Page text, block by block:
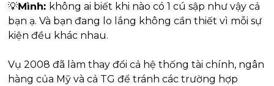
💡Mình: không ai biết khi nào có 1 cú sập như vậy cả
bạn ạ. Và bạn đang lo lắng không cần thiết vì mỗi sự
kiện đều khác nhau.
Vụ 2008 đã làm thay đổi cả hệ thống tài chính, ngân
hàng của Mỹ và cả TG để tránh các trường hợp